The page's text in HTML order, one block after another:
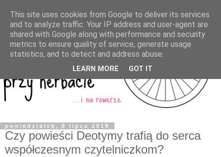
poniedziałek, 8 lipca 2019
Czy powieści Deotymy trafią do serca
współczesnym czytelniczkom?
This site uses cookies from Google to deliver its services
and to analyze traffic. Your IP address and user-agent are
shared with Google along with performance and security
metrics to ensure quality of service, generate usage
statistics, and to detect and address abuse.
LEARN MORE GOT IT